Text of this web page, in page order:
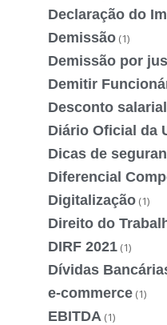
Declaração do
Demissão (1)
Demissão por
Demitir
Desconto salarial
Diário Oficial da
Dicas de
Diferencial
Digitalização (1)
Direito do
DIRF 2021 (1)
Dívidas
e-commerce (1)
EBITDA (1)